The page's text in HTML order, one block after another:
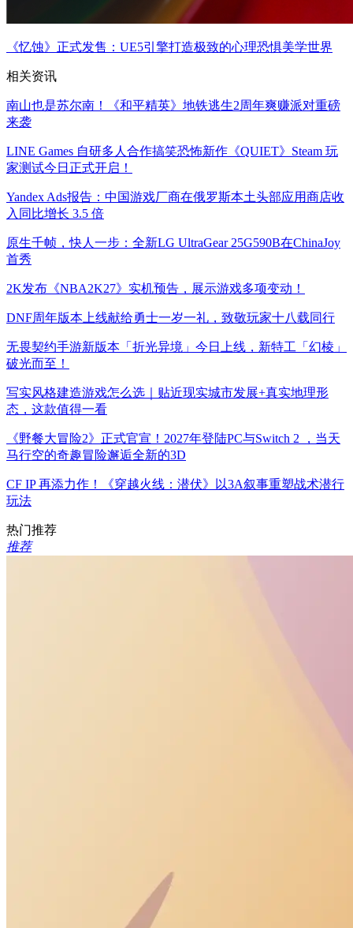
《忆蚀》正式发售：UE5引擎打造极致的心理恐惧美学世界
相关资讯
南山也是苏尔南！《和平精英》地铁逃生2周年爽赚派对重磅
来袭
LINE Games 自研多人合作搞笑恐怖新作《QUIET》Steam 玩
家测试今日正式开启！
Yandex Ads报告：中国游戏厂商在俄罗斯本土头部应用商店收
入同比增长 3.5 倍
原生千帧，快人一步：全新LG UltraGear 25G590B在ChinaJoy
首秀
2K发布《NBA2K27》实机预告，展示游戏多项变动！
DNF周年版本上线献给勇士一岁一礼，致敬玩家十八载同行
无畏契约手游新版本「折光异境」今日上线，新特工「幻棱」
破光而至！
写实风格建造游戏怎么选｜贴近现实城市发展+真实地理形
态，这款值得一看
《野餐大冒险2》正式官宣！2027年登陆PC与Switch 2 ，当天
马行空的奇趣冒险邂逅全新的3D
CF IP 再添力作！《穿越火线：潜伏》以3A叙事重塑战术潜行
玩法
热门推荐
推荐